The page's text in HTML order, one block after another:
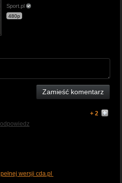
Sport.pl
480p
Zamieść komentarz
+ 2
odpowiedz
wersji cda.pl